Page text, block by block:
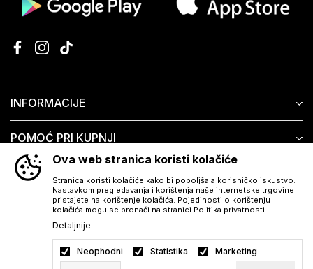
Preuzmite besplatno Aura aplikaciju
INFORMACIJE
POMOĆ PRI KUPNJI
KORISNIČKI SERVIS
Ova web stranica koristi kolačiće
Stranica koristi kolačiće kako bi poboljšala korisničko iskustvo.
Nastavkom pregledavanja i korištenja naše internetske trgovine
pristajete na korištenje kolačića. Pojedinosti o korištenju
kolačića mogu se pronaći na stranici Politika privatnosti.
Detaljnije
Neophodni Statistika Marketing